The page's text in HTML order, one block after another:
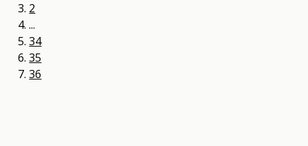
2
...
34
35
36